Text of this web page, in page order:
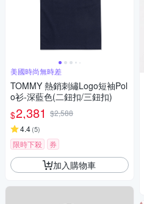
美國時尚無時差
TOMMY 熱銷刺繡Logo短袖Pol
o衫-深藍色(二鈕扣/三鈕扣)
$2,381 $2,588
4.4(5)
限時下殺 券
加入購物車